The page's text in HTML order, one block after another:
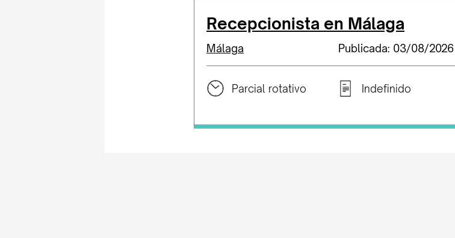
Recepcionista en Málaga
Málaga Publicada: 03/08/2026
Parcial rotativo Indefinido